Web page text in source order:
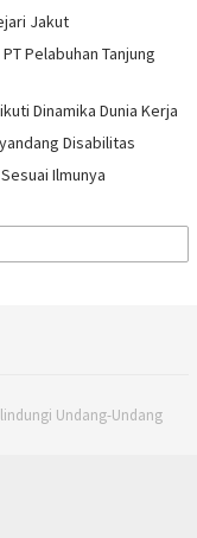
Jakut
Pelabuhan Tanjung
Dinamika Dunia Kerja
Disabilitas
Ilmunya
Undang-Undang